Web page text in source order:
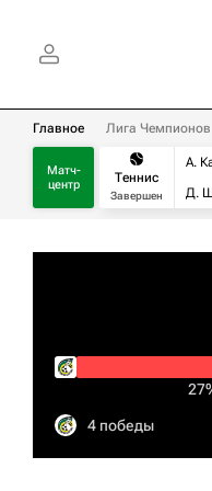
Главное Лига Чемпионов
Матч-
центр
Теннис
Завершен
А.
Д.
4 победы